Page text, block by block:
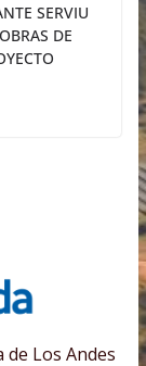
SERVIU
DE
Los Andes